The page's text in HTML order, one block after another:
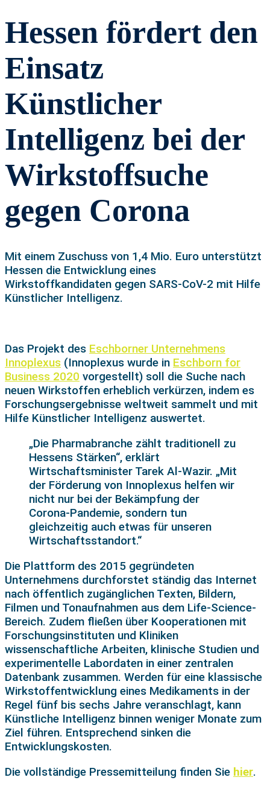
Hessen fördert den
Einsatz
Künstlicher
Intelligenz bei der
Wirkstoffsuche
gegen Corona
Mit einem Zuschuss von 1,4 Mio. Euro unterstützt
Hessen die Entwicklung eines
Wirkstoffkandidaten gegen SARS-CoV-2 mit Hilfe
Künstlicher Intelligenz.
Das Projekt des Eschborner Unternehmens
Innoplexus (Innoplexus wurde in Eschborn for
Business 2020 vorgestellt) soll die Suche nach
neuen Wirkstoffen erheblich verkürzen, indem es
Forschungsergebnisse weltweit sammelt und mit
Hilfe Künstlicher Intelligenz auswertet.
„Die Pharmabranche zählt traditionell zu
Hessens Stärken“, erklärt
Wirtschaftsminister Tarek Al-Wazir. „Mit
der Förderung von Innoplexus helfen wir
nicht nur bei der Bekämpfung der
Corona-Pandemie, sondern tun
gleichzeitig auch etwas für unseren
Wirtschaftsstandort.“
Die Plattform des 2015 gegründeten
Unternehmens durchforstet ständig das Internet
nach öffentlich zugänglichen Texten, Bildern,
Filmen und Tonaufnahmen aus dem Life-Science-
Bereich. Zudem fließen über Kooperationen mit
Forschungsinstituten und Kliniken
wissenschaftliche Arbeiten, klinische Studien und
experimentelle Labordaten in einer zentralen
Datenbank zusammen. Werden für eine klassische
Wirkstoffentwicklung eines Medikaments in der
Regel fünf bis sechs Jahre veranschlagt, kann
Künstliche Intelligenz binnen weniger Monate zum
Ziel führen. Entsprechend sinken die
Entwicklungskosten.
Die vollständige Pressemitteilung finden Sie hier.